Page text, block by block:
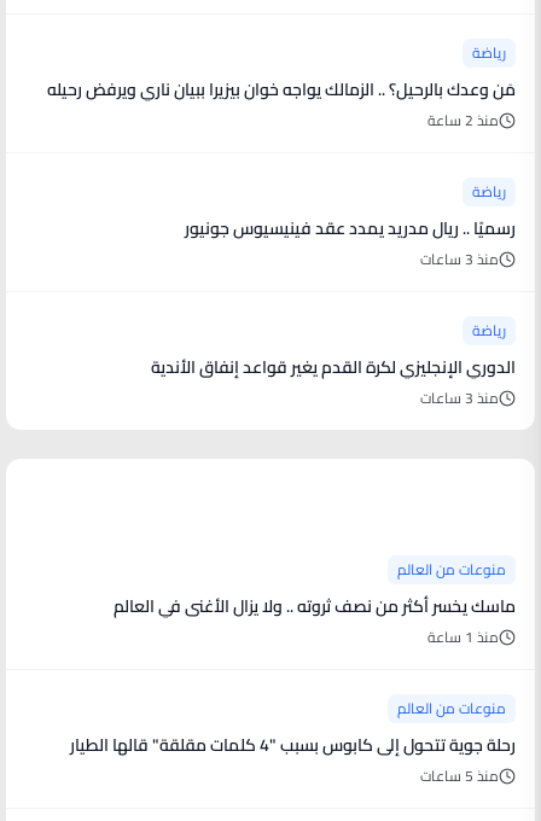
رياضة
مَن وعدك بالرحيل؟ .. الزمالك يواجه خوان بيزيرا ببيان ناري ويرفض رحيله
منذ 2 ساعة
رياضة
رسميًا .. ريال مدريد يمدد عقد فينيسيوس جونيور
منذ 3 ساعات
رياضة
الدوري الإنجليزي لكرة القدم يغير قواعد إنفاق الأندية
منذ 3 ساعات
منوعات من العالم
ماسك يخسر أكثر من نصف ثروته .. ولا يزال الأغنى في العالم
منذ 1 ساعة
منوعات من العالم
رحلة جوية تتحول إلى كابوس بسبب "4 كلمات مقلقة" قالها الطيار
منذ 5 ساعات